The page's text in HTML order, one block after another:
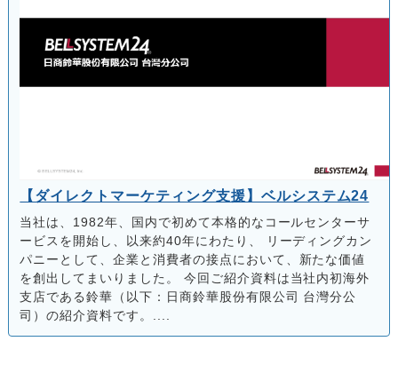
【ダイレクトマーケティング支援】ベルシステム24
当社は、1982年、国内で初めて本格的なコールセンターサ
ービスを開始し、以来約40年にわたり、 リーディングカン
パニーとして、企業と消費者の接点において、新たな価値
を創出してまいりました。 今回ご紹介資料は当社内初海外
支店である鈴華（以下：日商鈴華股份有限公司 台灣分公
司）の紹介資料です。....